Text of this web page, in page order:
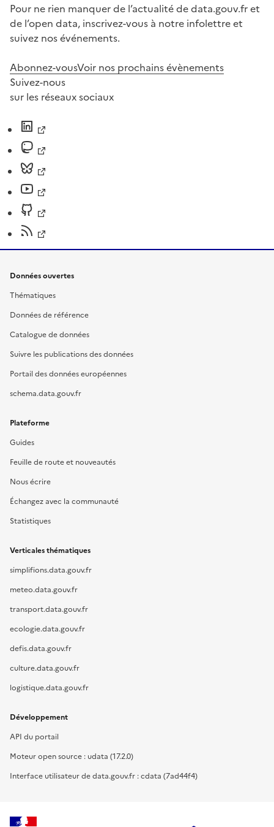
Pour ne rien manquer de l’actualité de data.gouv.fr et
de l’open data, inscrivez-vous à notre infolettre et
suivez nos événements.
Abonnez-vousVoir nos prochains évènements
Suivez-nous
sur les réseaux sociaux
Données ouvertes
Thématiques
Données de référence
Catalogue de données
Suivre les publications des données
Portail des données européennes
schema.data.gouv.fr
Plateforme
Guides
Feuille de route et nouveautés
Nous écrire
Échangez avec la communauté
Statistiques
Verticales thématiques
simplifions.data.gouv.fr
meteo.data.gouv.fr
transport.data.gouv.fr
ecologie.data.gouv.fr
defis.data.gouv.fr
culture.data.gouv.fr
logistique.data.gouv.fr
Développement
API du portail
Moteur open source : udata (17.2.0)
Interface utilisateur de data.gouv.fr : cdata (7ad44f4)